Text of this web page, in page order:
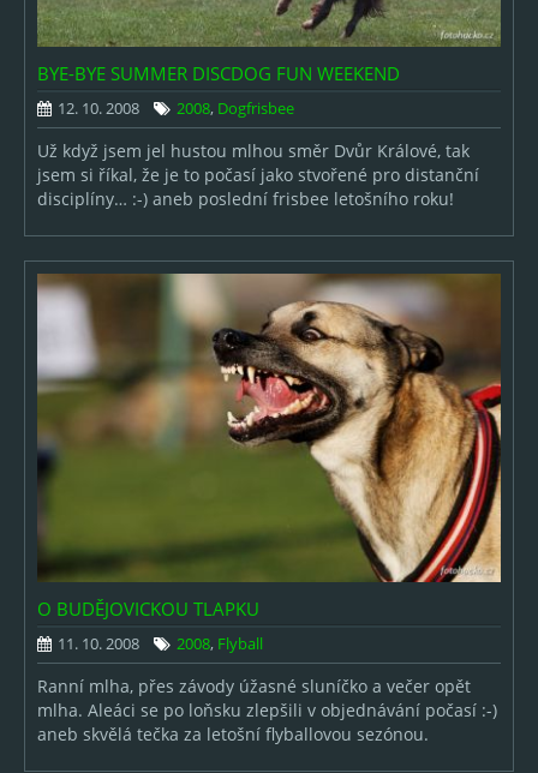
BYE-BYE SUMMER DISCDOG FUN WEEKEND
12. 10. 2008 2008, Dogfrisbee
Už když jsem jel hustou mlhou směr Dvůr Králové, tak
jsem si říkal, že je to počasí jako stvořené pro distanční
disciplíny… :-) aneb poslední frisbee letošního roku!
O BUDĚJOVICKOU TLAPKU
11. 10. 2008 2008, Flyball
Ranní mlha, přes závody úžasné sluníčko a večer opět
mlha. Aleáci se po loňsku zlepšili v objednávání počasí :-)
aneb skvělá tečka za letošní flyballovou sezónou.